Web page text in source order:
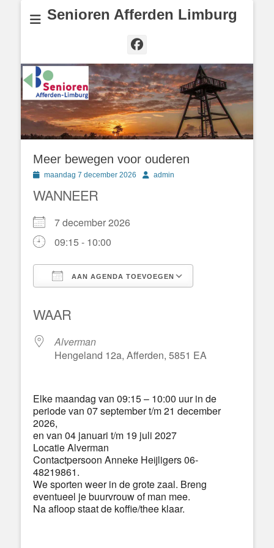
Senioren Afferden Limburg
Facebook
Meer bewegen voor ouderen
Geplaatst
maandag 7 december 2026 Authoradmin
WANNEER
7 december 2026
09:15 - 10:00
AAN AGENDA TOEVOEGEN
WAAR
Alverman
Hengeland 12a, Afferden, 5851 EA
Elke maandag van 09:15 – 10:00 uur in de
periode van 07 september t/m 21 december
2026,
en van 04 januari t/m 19 juli 2027
Locatie Alverman
Contactpersoon Anneke Heijligers 06-
48219861.
We sporten weer in de grote zaal. Breng
eventueel je buurvrouw of man mee.
Na afloop staat de koffie/thee klaar.